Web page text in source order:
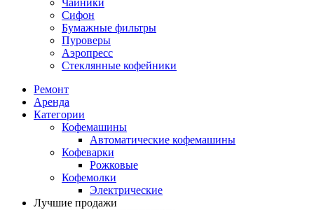
Чайники
Сифон
Бумажные фильтры
Пуроверы
Аэропресс
Стеклянные кофейники
Ремонт
Аренда
Категории
Кофемашины
Автоматические кофемашины
Кофеварки
Рожковые
Кофемолки
Электрические
Лучшие продажи